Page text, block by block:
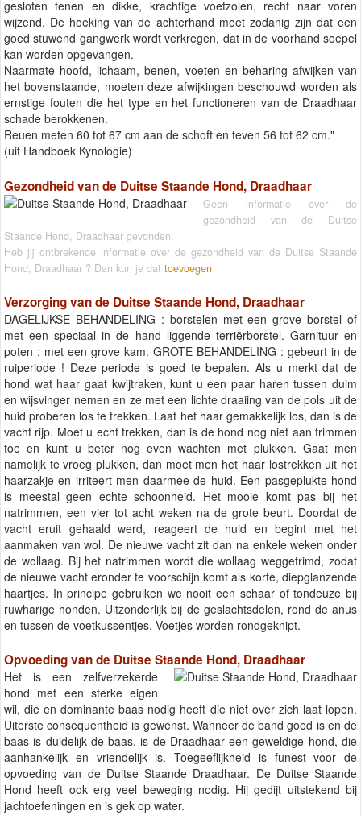
gesloten tenen en dikke, krachtige voetzolen, recht naar voren
wijzend. De hoeking van de achterhand moet zodanig zijn dat een
goed stuwend gangwerk wordt verkregen, dat in de voorhand soepel
kan worden opgevangen.
Naarmate hoofd, lichaam, benen, voeten en beharing afwijken van
het bovenstaande, moeten deze afwijkingen beschouwd worden als
ernstige fouten die het type en het functioneren van de Draadhaar
schade berokkenen.
Reuen meten 60 tot 67 cm aan de schoft en teven 56 tot 62 cm."
(uit Handboek Kynologie)
Gezondheid van de Duitse Staande Hond, Draadhaar
Geen informatie over de
gezondheid van de Duitse
Staande Hond, Draadhaar gevonden.
Heb jij ontbrekende informatie over de gezondheid van de Duitse Staande
Hond, Draadhaar ? Dan kun je dat toevoegen
Verzorging van de Duitse Staande Hond, Draadhaar
DAGELIJKSE BEHANDELING : borstelen met een grove borstel of
met een speciaal in de hand liggende terriërborstel. Garnituur en
poten : met een grove kam. GROTE BEHANDELING : gebeurt in de
ruiperiode ! Deze periode is goed te bepalen. Als u merkt dat de
hond wat haar gaat kwijtraken, kunt u een paar haren tussen duim
en wijsvinger nemen en ze met een lichte draaiing van de pols uit de
huid proberen los te trekken. Laat het haar gemakkelijk los, dan is de
vacht rijp. Moet u echt trekken, dan is de hond nog niet aan trimmen
toe en kunt u beter nog even wachten met plukken. Gaat men
namelijk te vroeg plukken, dan moet men het haar lostrekken uit het
haarzakje en irriteert men daarmee de huid. Een pasgeplukte hond
is meestal geen echte schoonheid. Het mooie komt pas bij het
natrimmen, een vier tot acht weken na de grote beurt. Doordat de
vacht eruit gehaald werd, reageert de huid en begint met het
aanmaken van wol. De nieuwe vacht zit dan na enkele weken onder
de wollaag. Bij het natrimmen wordt die wollaag weggetrimd, zodat
de nieuwe vacht eronder te voorschijn komt als korte, diepglanzende
haartjes. In principe gebruiken we nooit een schaar of tondeuze bij
ruwharige honden. Uitzonderlijk bij de geslachtsdelen, rond de anus
en tussen de voetkussentjes. Voetjes worden rondgeknipt.
Opvoeding van de Duitse Staande Hond, Draadhaar
Het is een zelfverzekerde
hond met een sterke eigen
wil, die en dominante baas nodig heeft die niet over zich laat lopen.
Uiterste consequentheid is gewenst. Wanneer de band goed is en de
baas is duidelijk de baas, is de Draadhaar een geweldige hond, die
aanhankelijk en vriendelijk is. Toegeeflijkheid is funest voor de
opvoeding van de Duitse Staande Draadhaar. De Duitse Staande
Hond heeft ook erg veel beweging nodig. Hij gedijt uitstekend bij
jachtoefeningen en is gek op water.